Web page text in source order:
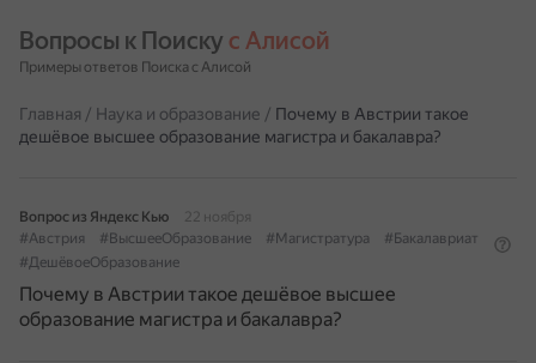
Вопросы к Поиску с Алисой
Примеры ответов Поиска с Алисой
Главная / Наука и образование / Почему в Австрии такое
дешёвое высшее образование магистра и бакалавра?
Вопрос из Яндекс Кью
22 ноября
#Австрия
#ВысшееОбразование #Магистратура
#Бакалавриат
#ДешёвоеОбразование
Почему в Австрии такое дешёвое высшее
образование магистра и бакалавра?